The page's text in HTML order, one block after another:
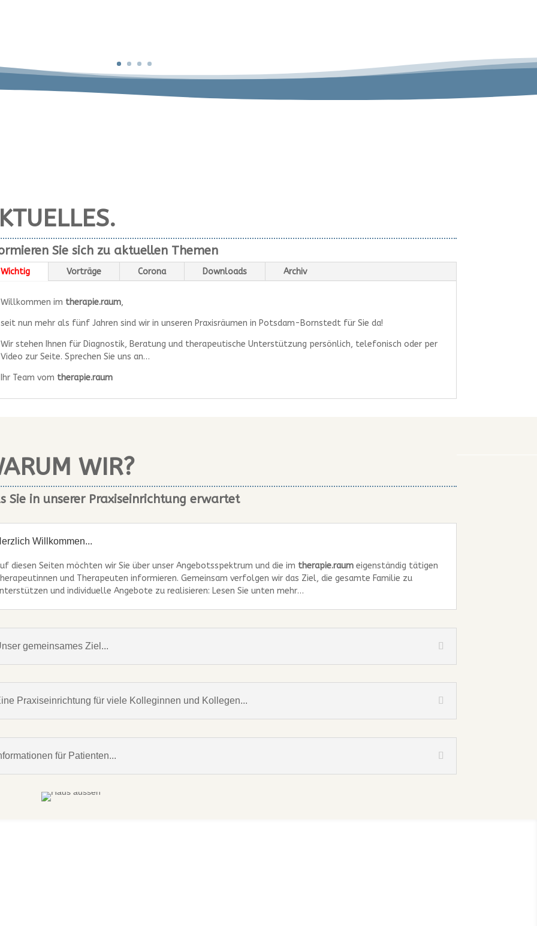
Sie sich zu aktuellen Themen
Wichtig Vorträge Corona Downloads Archiv
Willkommen im therapie.raum,
seit nun mehr als fünf Jahren sind wir in unseren Praxisräumen in Potsdam-Bornstedt für Sie da!
Wir stehen Ihnen für Diagnostik, Beratung und therapeutische Unterstützung persönlich, telefonisch oder per
Video zur Seite. Sprechen Sie uns an…
Ihr Team vom therapie.raum
WIR?
Sie in unserer Praxiseinrichtung erwartet
Willkommen...
diesen Seiten möchten wir Sie über unser Angebotsspektrum und die im therapie.raumeigenständig tätigen
und Therapeuten informieren. Gemeinsam verfolgen wir das Ziel, die gesamte Familie zu
und individuelle Angebote zu realisieren: Lesen Sie unten mehr…
gemeinsames Ziel...
Praxiseinrichtung für viele Kolleginnen und Kollegen...
für Patienten...